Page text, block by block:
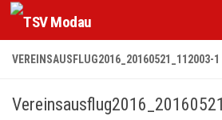
Zum Inhalt springen
VEREINSAUSFLUG2016_20160521_112003-1